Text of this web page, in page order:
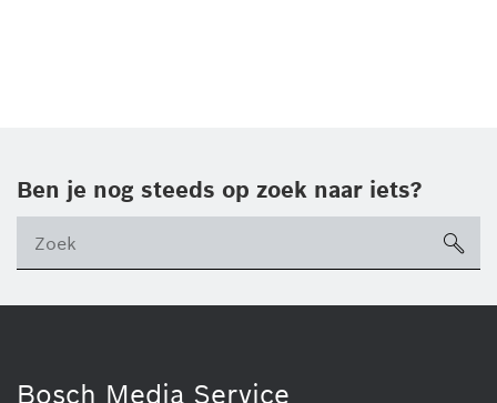
Ben je nog steeds op zoek naar iets?
Bosch Media Service